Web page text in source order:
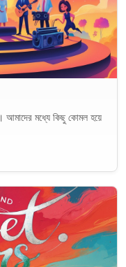
আমাদের মধ্যে কিছু কোমল হয়ে